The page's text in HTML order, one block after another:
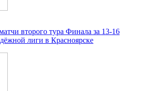
второго тура Финала за 13-16
лиги в Красноярске